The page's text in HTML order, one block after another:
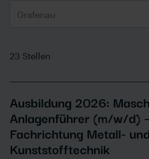
Grafenau
CH-Aadorf
23 Stellen
Ausbildung 2026:
Anlagenführer (m/w/d) –
Fachrichtung Metall-
Kunststofftechnik